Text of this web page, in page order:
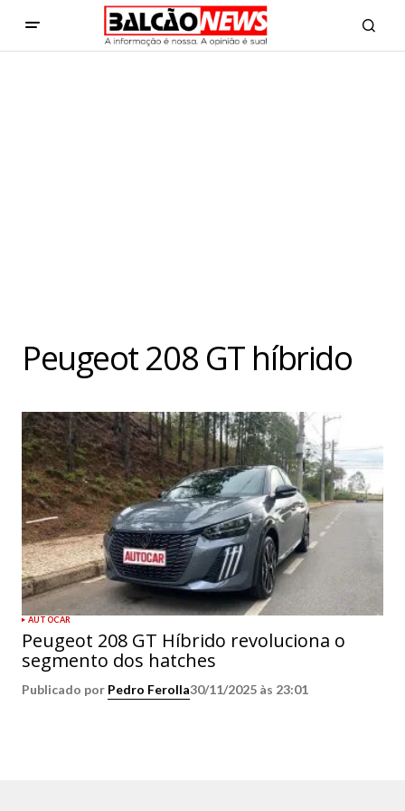
Peugeot 208 GT híbrido
AUTOCAR
Peugeot 208 GT Híbrido revoluciona o
segmento dos hatches
Publicado por Pedro Ferolla30/11/2025 às 23:01